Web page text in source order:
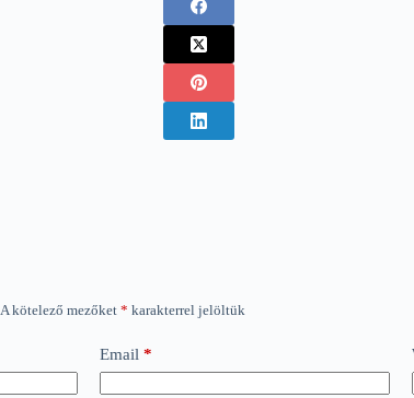
A kötelező mezőket * karakterrel jelöltük
Email *